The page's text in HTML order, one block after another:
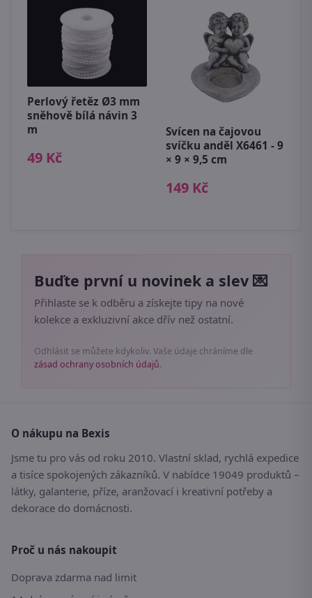
Perlový řetěz Ø3 mm
sněhově bílá návin 3
m
49 Kč
Svícen na čajovou
svíčku anděl X6461 - 9
× 9 × 9,5 cm
149 Kč
Buďte první u novinek a slev 💌
Přihlaste se k odběru a získejte tipy na nové
kolekce a exkluzivní akce dřív než ostatní.
Odhlásit se můžete kdykoliv. Vaše údaje chráníme dle
zásad ochrany osobních údajů.
O nákupu na Bexis
Jsme tu pro vás od roku 2010. Vlastní sklad, rychlá expedice
a tisíce spokojených zákazníků. V nabídce 19049 produktů –
látky, galanterie, příze, aranžovací i kreativní potřeby a
dekorace do domácnosti.
Proč u nás nakoupit
Doprava zdarma nad limit